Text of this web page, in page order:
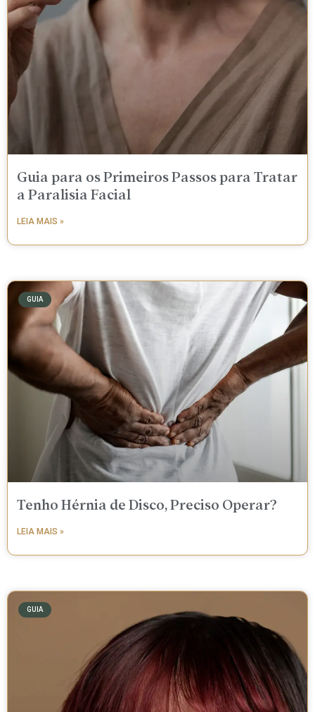
Guia para os Primeiros Passos para Tratar
a Paralisia Facial
LEIA MAIS »
GUIA
Tenho Hérnia de Disco, Preciso Operar?
LEIA MAIS »
GUIA